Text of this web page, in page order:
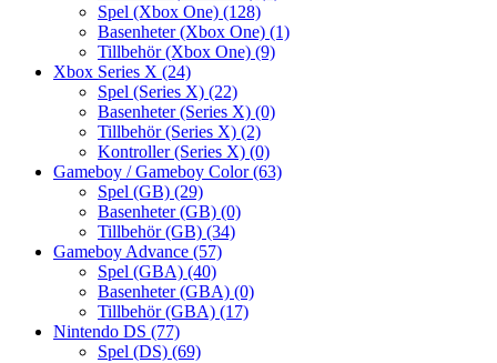
Spel (Xbox One) (128)
Basenheter (Xbox One) (1)
Tillbehör (Xbox One) (9)
Xbox Series X (24)
Spel (Series X) (22)
Basenheter (Series X) (0)
Tillbehör (Series X) (2)
Kontroller (Series X) (0)
Gameboy / Gameboy Color(63)
Spel (GB) (29)
Basenheter (GB) (0)
Tillbehör (GB) (34)
Gameboy Advance (57)
Spel (GBA) (40)
Basenheter (GBA) (0)
Tillbehör (GBA) (17)
Nintendo DS (77)
Spel (DS) (69)